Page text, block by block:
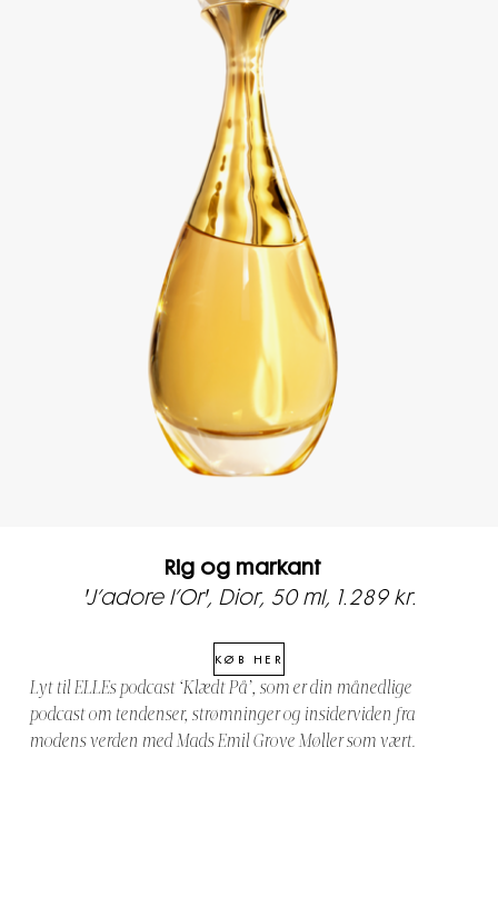
Rig og markant
'J’adore l’Or', Dior, 50 ml, 1.289 kr.
KØB HER
Lyt til ELLEs podcast ‘Klædt På’, som er din månedlige
podcast om tendenser, strømninger og insiderviden fra
modens verden med Mads Emil Grove Møller som vært.